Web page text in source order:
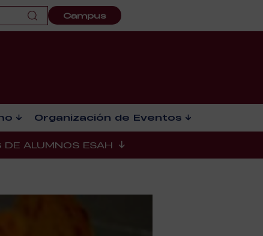
Campus
Organización de Eventos
DE ALUMNOS ESAH